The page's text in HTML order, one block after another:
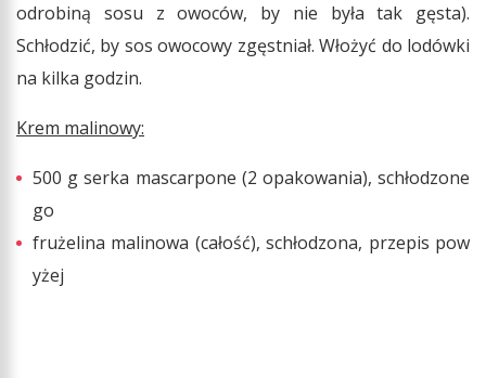
odrobiną sosu z owoców, by nie była tak gęsta).
Schłodzić, by sos owocowy zgęstniał. Włożyć do lodówki
na kilka godzin.
Krem malinowy:
500 g serka mascarpone (2 opakowania), schłodzone
go
frużelina malinowa (całość), schłodzona, przepis pow
yżej